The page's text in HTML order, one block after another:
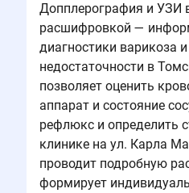
Допплерография и УЗИ
расшифровкой —
диагностики варикоза
недостаточности в
позволяет оценить
аппарат и состояние
рефлюкс и определить
клинике на ул. Карла
проводит подробную
формирует